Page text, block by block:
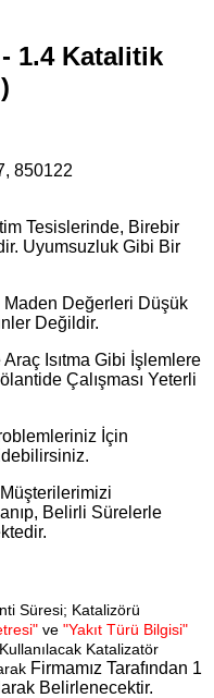
1.4 Katalitik
850122
Tesislerinde, Birebir
Uyumsuzluk Gibi Bir
Maden Değerleri Düşük
Değildir.
Isıtma Gibi İşlemlere
Çalışması Yeterli
İçin
Müşterilerimizi
Belirli Sürelerle
Süresi; Katalizörü
ve "Yakıt Türü Bilgisi"
Katalizatör
Firmamız Tarafından 1
Belirlenecektir.